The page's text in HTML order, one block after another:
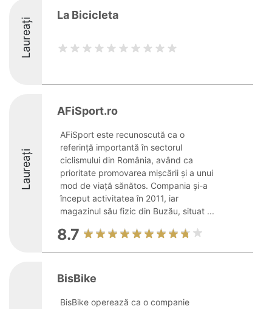
Laureați
La Bicicleta
Laureați
AFiSport.ro
AFiSport este recunoscută ca o
referință importantă în sectorul
ciclismului din România, având ca
prioritate promovarea mișcării și a unui
mod de viață sănătos. Compania și-a
început activitatea în 2011, iar
magazinul său fizic din Buzău, situat ...
8.7
BisBike
BisBike operează ca o companie